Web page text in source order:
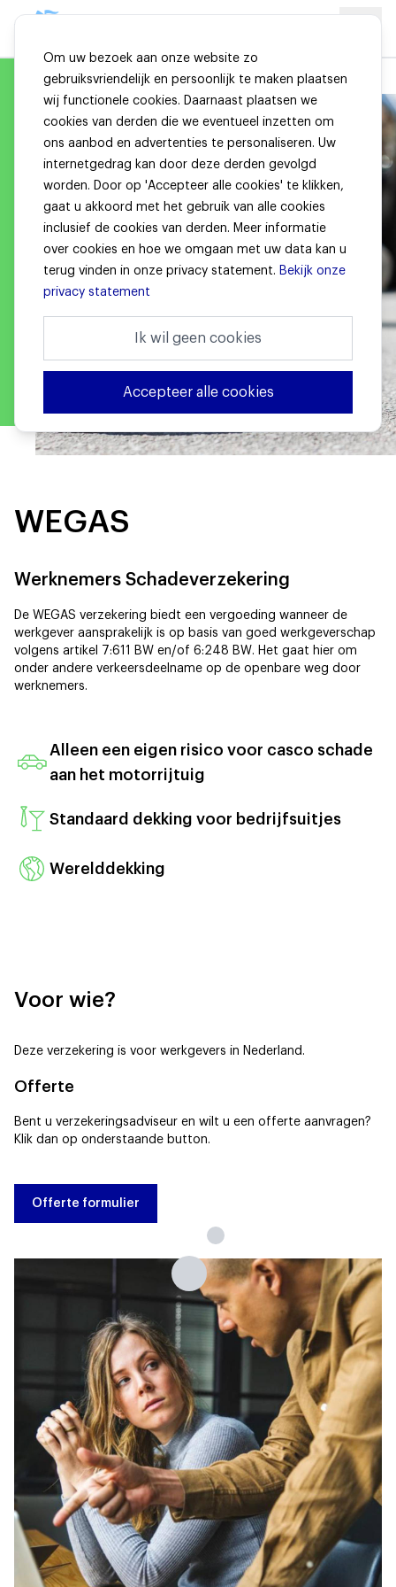
Om uw bezoek aan onze website zo
gebruiksvriendelijk en persoonlijk te maken plaatsen
wij functionele cookies. Daarnaast plaatsen we
cookies van derden die we eventueel inzetten om
ons aanbod en advertenties te personaliseren. Uw
internetgedrag kan door deze derden gevolgd
worden. Door op 'Accepteer alle cookies' te klikken,
gaat u akkoord met het gebruik van alle cookies
inclusief de cookies van derden. Meer informatie
over cookies en hoe we omgaan met uw data kan u
terug vinden in onze privacy statement. Bekijk onze
privacy statement
Ik wil geen cookies
Accepteer alle cookies
WEGAS
Werknemers Schadeverzekering
De WEGAS verzekering biedt een vergoeding wanneer de
werkgever aansprakelijk is op basis van goed werkgeverschap
volgens artikel 7:611 BW en/of 6:248 BW. Het gaat hier om
onder andere verkeersdeelname op de openbare weg door
werknemers.
Alleen een eigen risico voor casco schade
aan het motorrijtuig
Standaard dekking voor bedrijfsuitjes
Werelddekking
Voor wie?
Deze verzekering is voor werkgevers in Nederland.
Offerte
Bent u verzekeringsadviseur en wilt u een offerte aanvragen?
Klik dan op onderstaande button.
Offerte formulier